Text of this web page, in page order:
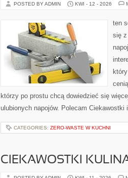
POSTED BY ADMIN KWI - 12 - 2026
ten
się z
którzy po prostu chcą dowiedzieć się
ulubionych napojów. Polecam
CATEGORIES: ZERO-WASTE W KUCHNI
CIEKAWOSTKI